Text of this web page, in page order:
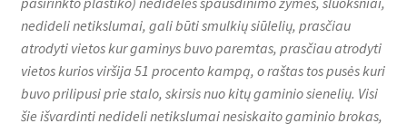
nedideli netikslumai, gali būti smulkių siūlelių, prasčiau
atrodyti vietos kur gaminys buvo paremtas, prasčiau atrodyti
vietos kurios viršija 51 procento kampą, o raštas tos pusės kuri
buvo prilipusi prie stalo, skirsis nuo kitų gaminio sienelių. Visi
šie išvardinti nedideli netikslumai nesiskaito gaminio brokas,